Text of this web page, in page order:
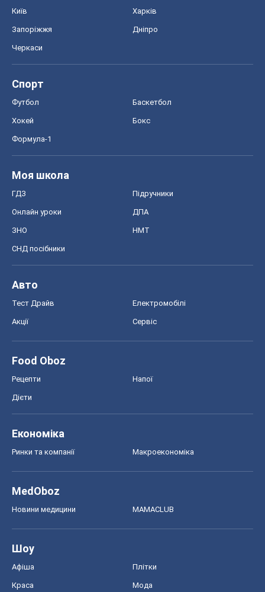
Київ Харків
Запоріжжя Дніпро
Черкаси
Спорт
Футбол Баскетбол
Хокей Бокс
Формула-1
Моя школа
ГДЗ Підручники
Онлайн уроки ДПА
ЗНО НМТ
СНД посібники
Авто
Тест Драйв Електромобілі
Акції Сервіс
Food Oboz
Рецепти Напої
Дієти
Економіка
Ринки та компанії Макроекономіка
MedOboz
Новини медицини MAMACLUB
Шоу
Афіша Плітки
Краса Мода